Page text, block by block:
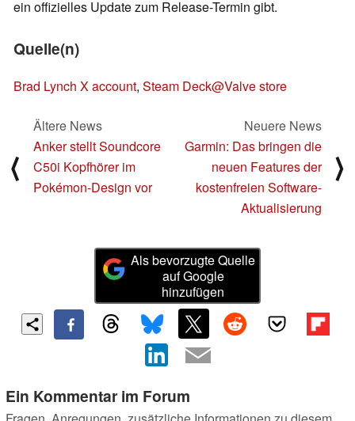
ein offizielles Update zum Release-Termin gibt.
Quelle(n)
Brad Lynch X account, Steam Deck@Valve store
⟨
Ältere News
Anker stellt Soundcore
C50i Kopfhörer im
Pokémon-Design vor
Neuere News
Garmin: Das bringen die
neuen Features der
kostenfreien Software-
Aktualisierung
⟩
Als bevorzugte Quelle
auf Google
hinzufügen
Ein Kommentar im Forum